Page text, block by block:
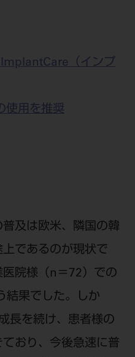
（インプ
使用を推奨
及は欧米、隣国の韓
であるのが現状で
医院様（n＝72）での
結果でした。しか
長を続け、患者様の
おり、今後急速に普
ョン
製品情報
せはこちら
（無料）